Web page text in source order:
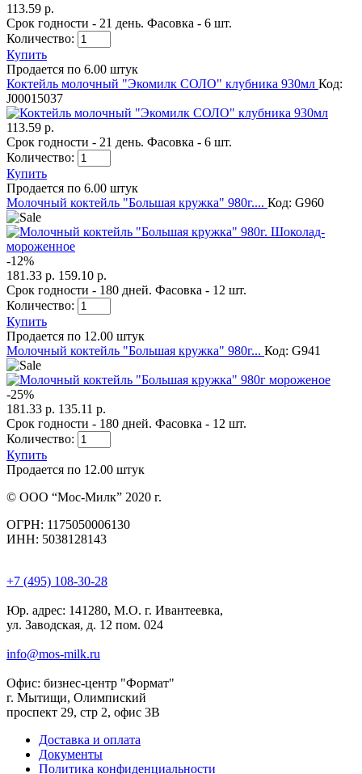
113.59 р.
Срок годности - 21 день. Фасовка - 6 шт.
Количество:
Купить
Продается по 6.00 штук
Коктейль молочный "Экомилк СОЛО" клубника 930мл Код:
J00015037
113.59 р.
Срок годности - 21 день. Фасовка - 6 шт.
Количество:
Купить
Продается по 6.00 штук
Молочный коктейль "Большая кружка" 980г.... Код: G960
-12%
181.33 р. 159.10 р.
Срок годности - 180 дней. Фасовка - 12 шт.
Количество:
Купить
Продается по 12.00 штук
Молочный коктейль "Большая кружка" 980г... Код: G941
-25%
181.33 р. 135.11 р.
Срок годности - 180 дней. Фасовка - 12 шт.
Количество:
Купить
Продается по 12.00 штук
© ООО “Мос-Милк” 2020 г.
ОГРН: 1175050006130
ИНН: 5038128143
+7 (495) 108-30-28
Юр. адрес: 141280, М.О. г. Ивантеевка,
ул. Заводская, д. 12 пом. 024
info@mos-milk.ru
Офис: бизнес-центр "Формат"
г. Мытищи, Олимпиский
проспект 29, стр 2, офис 3B
Доставка и оплата
Документы
Политика конфиденциальности